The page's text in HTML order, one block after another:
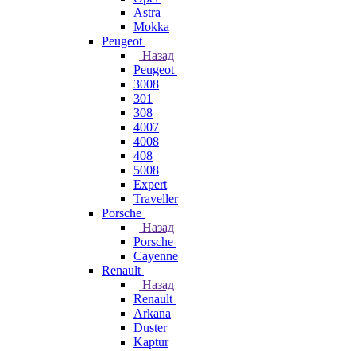
Astra
Mokka
Peugeot
Назад
Peugeot
3008
301
308
4007
4008
408
5008
Expert
Traveller
Porsche
Назад
Porsche
Cayenne
Renault
Назад
Renault
Arkana
Duster
Kaptur